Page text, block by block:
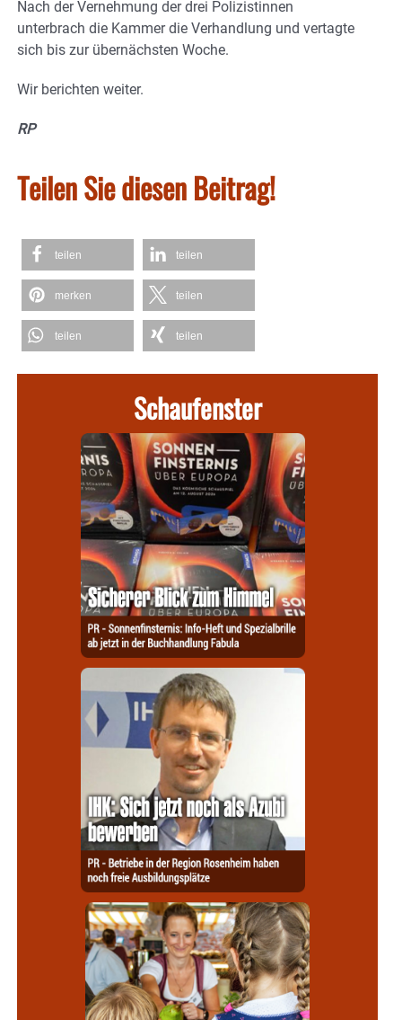
Nach der Vernehmung der drei Polizistinnen
unterbrach die Kammer die Verhandlung und vertagte
sich bis zur übernächsten Woche.
Wir berichten weiter.
RP
Teilen Sie diesen Beitrag!
teilen teilen
merken teilen
teilen teilen
Schaufenster